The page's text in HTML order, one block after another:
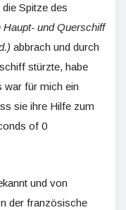
Spitze des
Haupt- und Querschiff
abbrach und durch
stürzte, habe
war für mich ein
sie ihre Hilfe zum
of 0
und von
der französische